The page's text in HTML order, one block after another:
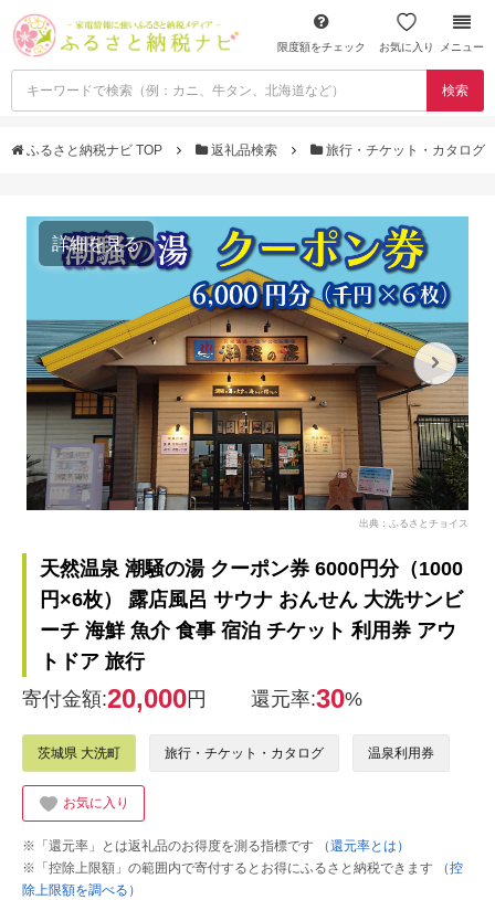
限度額をチェック お気に入り メニュー
検索
ふるさと納税ナビ TOP 返礼品検索 旅行・チケット・カタログ
詳細を見る
出典：ふるさとチョイス
天然温泉 潮騒の湯 クーポン券 6000円分（1000
円×6枚） 露店風呂 サウナ おんせん 大洗サンビ
ーチ 海鮮 魚介 食事 宿泊 チケット 利用券 アウ
トドア 旅行
寄付金額:20,000円 還元率:30%
茨城県 大洗町 旅行・チケット・カタログ 温泉利用券
お気に入り
※「還元率」とは返礼品のお得度を測る指標です
（還元率とは）
※「控除上限額」の範囲内で寄付するとお得にふるさと納税できます
（控
除上限額を調べる）